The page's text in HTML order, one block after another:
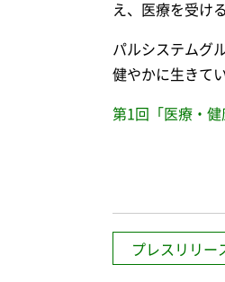
え、医療を受け
パルシステムグ
健やかに生きて
第1回「医療・健
プレスリリー